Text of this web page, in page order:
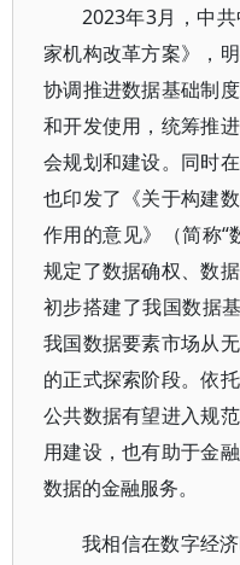
2023年3月，中
家机构改革方案》，
协调推进数据基础制
和开发使用，统筹推
会规划和建设。同时
也印发了《关于构建
作用的意见》（简称“
规定了数据确权、数
初步搭建了我国数据
我国数据要素市场从
的正式探索阶段。依
公共数据有望进入规
用建设，也有助于金
数据的金融服务。
我相信在数字经